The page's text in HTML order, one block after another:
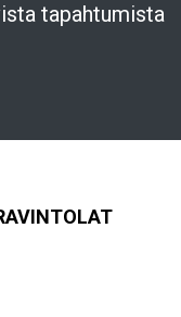
tapahtumista